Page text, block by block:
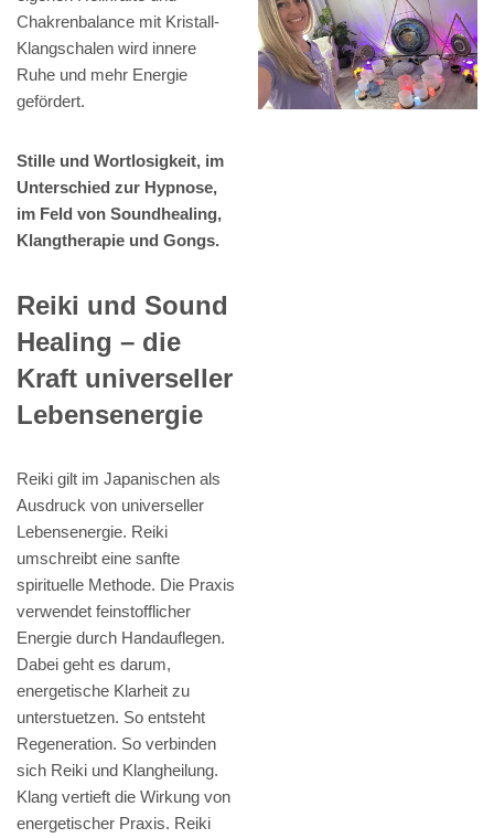
Chakrenbalance mit Kristall-
Klangschalen wird innere
Ruhe und mehr Energie
gefördert.
Stille und Wortlosigkeit, im
Unterschied zur Hypnose,
im Feld von Soundhealing,
Klangtherapie und Gongs.
Reiki und Sound
Healing – die
Kraft universeller
Lebensenergie
Reiki gilt im Japanischen als
Ausdruck von universeller
Lebensenergie. Reiki
umschreibt eine sanfte
spirituelle Methode. Die Praxis
verwendet feinstofflicher
Energie durch Handauflegen.
Dabei geht es darum,
energetische Klarheit zu
unterstuetzen. So entsteht
Regeneration. So verbinden
sich Reiki und Klangheilung.
Klang vertieft die Wirkung von
energetischer Praxis. Reiki